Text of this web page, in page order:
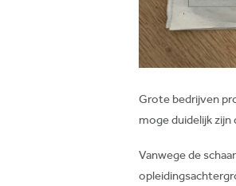
Grote bedrijven
moge duidelijk
Vanwege de